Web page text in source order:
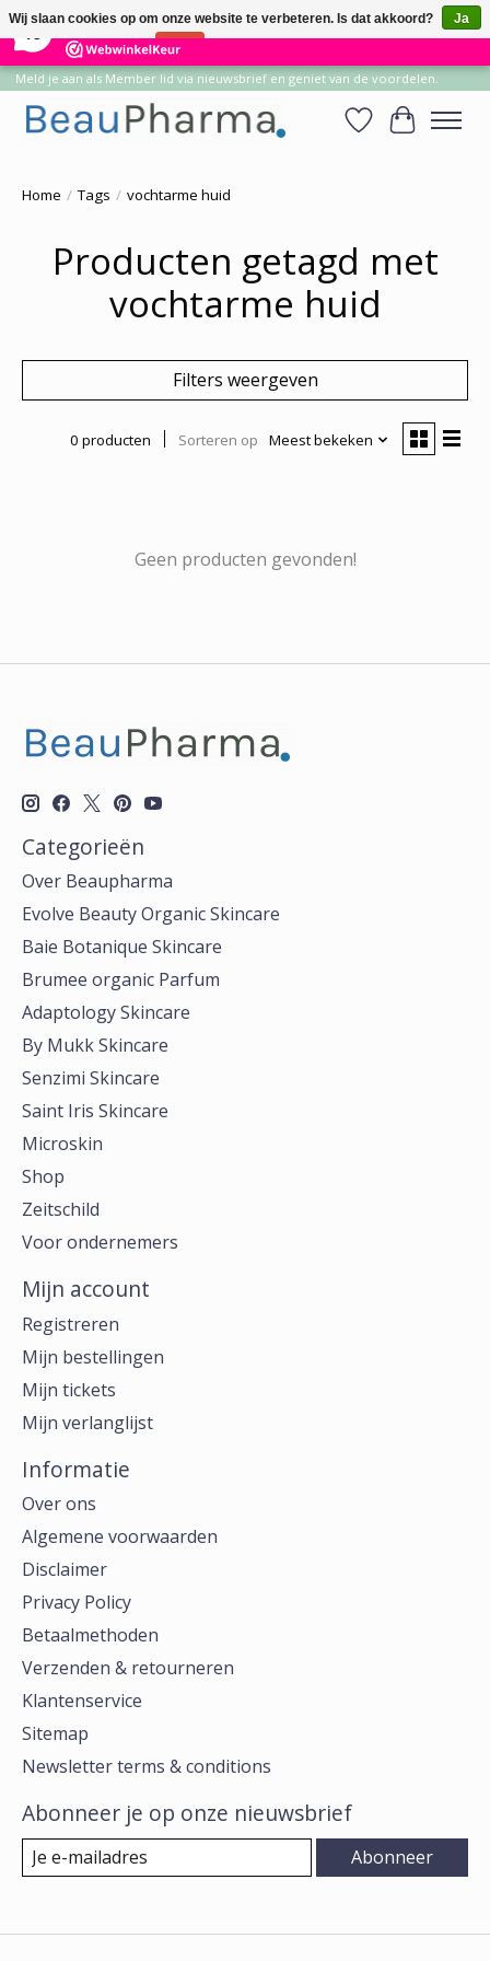
14 Reviews ×
Meld je aan als Member lid via nieuwsbrief en geniet van de voordelen.
Verlanglijst
Home / Tags / vochtarme huid
Producten getagd met
vochtarme huid
Filters weergeven
0 producten Sorteren op Meest bekeken
Geen producten gevonden!
Categorieën
Over Beaupharma
Evolve Beauty Organic Skincare
Baie Botanique Skincare
Brumee organic Parfum
Adaptology Skincare
By Mukk Skincare
Senzimi Skincare
Saint Iris Skincare
Microskin
Shop
Zeitschild
Voor ondernemers
Mijn account
Registreren
Mijn bestellingen
Mijn tickets
Mijn verlanglijst
Informatie
Over ons
Algemene voorwaarden
Disclaimer
Privacy Policy
Betaalmethoden
Verzenden & retourneren
Klantenservice
Sitemap
Newsletter terms & conditions
Abonneer je op onze nieuwsbrief
Abonneer
Wij slaan cookies op om onze website te verbeteren. Is dat akkoord?
Ja
Nee